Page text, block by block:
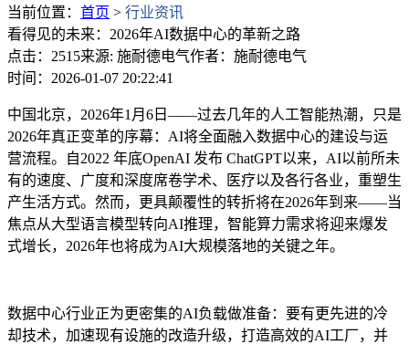
当前位置： 首页 > 行业资讯
看得见的未来：2026年AI数据中心的革新之路
点击：2515来源: 施耐德电气作者：施耐德电气
时间：2026-01-07 20:22:41
中国北京，2026年1月6日——过去几年的人工智能热潮，只是
2026年真正变革的序幕：AI将全面融入数据中心的建设与运
营流程。自2022 年底OpenAI 发布 ChatGPT以来，AI以前所未
有的速度、广度和深度席卷学术、医疗以及各行各业，重塑生
产生活方式。然而，更具颠覆性的转折将在2026年到来——当
焦点从大型语言模型转向AI推理，智能算力需求将迎来爆发
式增长，2026年也将成为AI大规模落地的关键之年。
数据中心行业正为更密集的AI负载做准备：要有更先进的冷
却技术，加速现有设施的改造升级，打造高效的AI工厂，并